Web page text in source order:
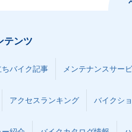
テンツ
ちバイク記事 メンテナンスサー
アクセスランキング バイクシ